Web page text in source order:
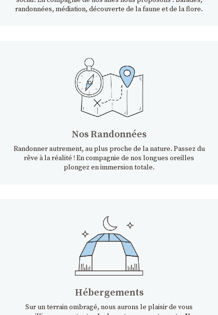
randonnées, médiation, découverte de la faune et de la flore.
Nos Randonnées
Randonner autrement, au plus proche de la nature. Passez du
rêve à la réalité ! En compagnie de nos longues oreilles
plongez en immersion totale.
Hébergements
Sur un terrain ombragé, nous aurons le plaisir de vous